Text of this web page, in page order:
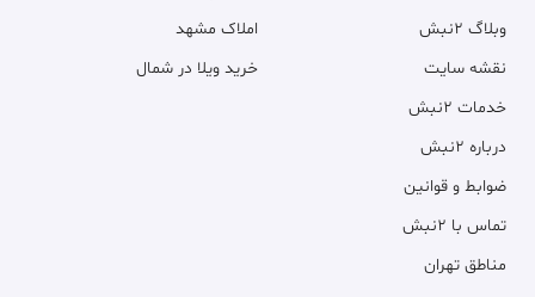
وبلاگ ۲نبش
نقشه سایت
خدمات ۲نبش
درباره ۲نبش
ضوابط و قوانین
تماس با ۲نبش
مناطق تهران
املاک مشهد
خرید ویلا در شمال